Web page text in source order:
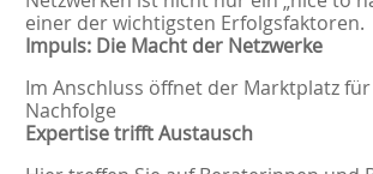
einer der wichtigsten Erfolgsfaktoren.
Impuls: Die Macht der Netzwerke
Im Anschluss öffnet der Marktplatz
Nachfolge
Expertise trifft Austausch